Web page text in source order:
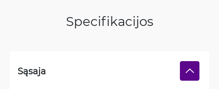
Specifikacijos
Sąsaja